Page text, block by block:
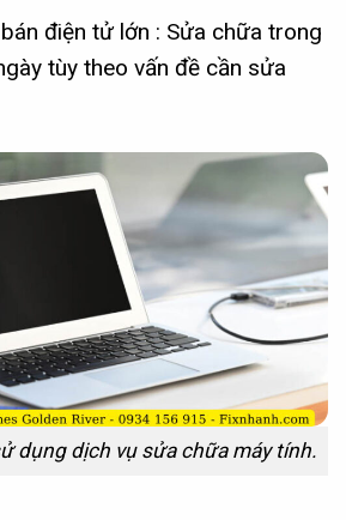
điện tử lớn : Sửa chữa trong
tùy theo vấn đề cần sửa
dụng dịch vụ sửa chữa máy tính.